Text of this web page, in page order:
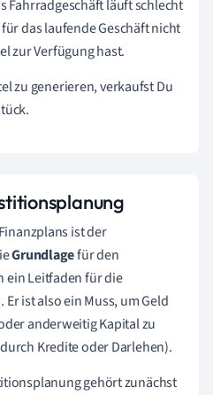
Fahrradgeschäft läuft schlecht
das laufende Geschäft nicht
zur Verfügung hast.
zu generieren, verkaufst Du
ist der
Grundlagefür den
ein Leitfaden für die
ist also ein Muss, um Geld
anderweitig Kapital zu
Kredite oder Darlehen).
gehört zunächst